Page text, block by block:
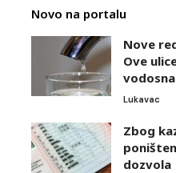
Novo na portalu
Nove
Ove
Lukavac
Zbog
dozvola